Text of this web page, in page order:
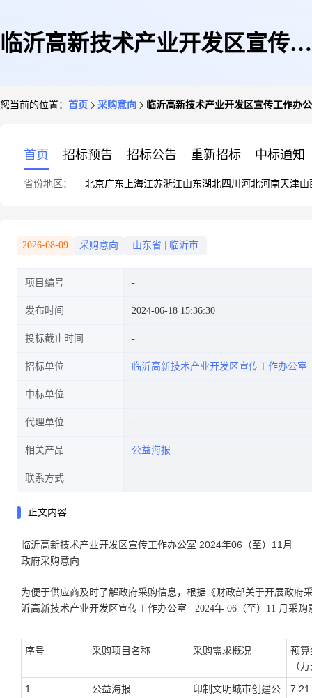
临沂高新技术产业开发区宣传工
您当前的位置： 首页 采购意向 临沂高新技术产业开发区宣传工作办
首页 招标预告 招标公告 重新招标 中标通知
省份地区： 北京广东 上海江苏浙江山东湖北四川 河北河南天津山
2026-08-09 采购意向 山东省 临沂市
项目编号
发布时间 2024-06-18 15:36:30
投标截止时间
招标单位 临沂高新技术产业开发区宣传工作办公室
中标单位
代理单位
相关产品 公益海报
联系方式
正文内容
临沂高新技术产业开发区宣传工作办公室 2024年06（至）11月
政府采购意向
为便于供应商及时了解政府采购信息，根据《财政部关于开展政府
沂高新技术产业开发区宣传工作办公室
2024年 06（至）11 月采购
序号 采购项目名称 采购需求概况
预算
（
1 公益海报
印制文明城市创建公
7.21